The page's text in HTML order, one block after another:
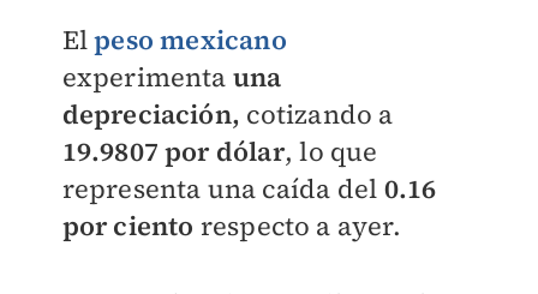
Elpeso mexicano
experimenta una
depreciación, cotizando a
19.9807 por dólar, lo que
representa una caída del 0.16
por ciento respecto a ayer.